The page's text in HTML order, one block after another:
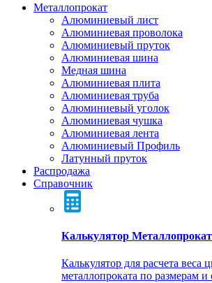
Металлопрокат
Алюминиевый лист
Алюминиевая проволока
Алюминиевый пруток
Алюминиевая шина
Медная шина
Алюминиевая плита
Алюминиевая труба
Алюминиевый уголок
Алюминиевая чушка
Алюминиевая лента
Алюминиевый Профиль
Латунный пруток
Распродажа
Справочник
Калькулятор
Калькулятор для расчета веса
металлопроката по размерам и